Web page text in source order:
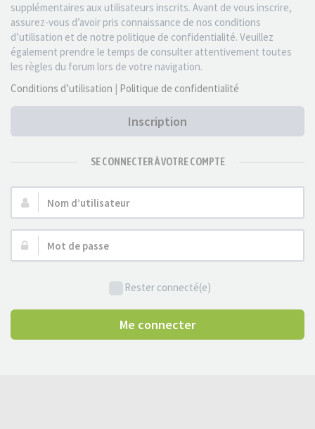
supplémentaires aux utilisateurs inscrits. Avant de vous inscrire,
assurez-vous d’avoir pris connaissance de nos conditions
d’utilisation et de notre politique de confidentialité. Veuillez
également prendre le temps de consulter attentivement toutes
les règles du forum lors de votre navigation.
Conditions d’utilisation | Politique de confidentialité
Inscription
SE CONNECTER À VOTRE COMPTE
Nom
d’utilisateur :
Mot
de
Rester connecté(e)
Me connecter